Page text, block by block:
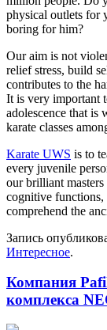
physical outlets for
boring for him?
Our aim is not
relief stress, build
contributes to the
It is very important
adolescence that is
karate classes
Karate UWS is to
every juvenile
our brilliant
cognitive functions,
comprehend the
Запись
Интересное.
Компания
комплекса